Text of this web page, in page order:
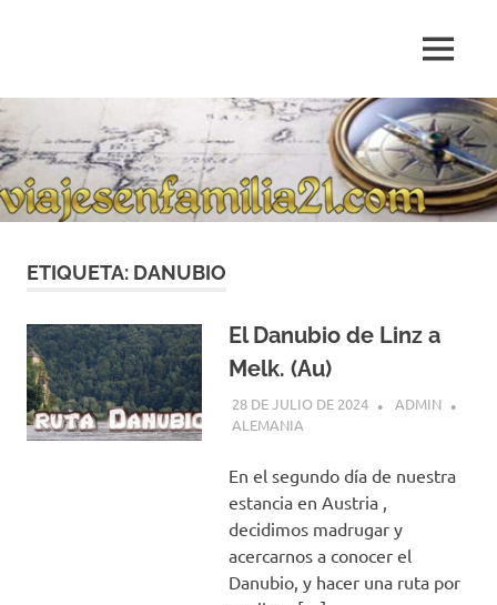
de
de
viajes
personales
MENÚ
ETIQUETA: DANUBIO
El Danubio de Linz a
Melk. (Au)
28 DE JULIO DE 2024
ADMIN
ALEMANIA
En el segundo día de nuestra
estancia en Austria ,
decidimos madrugar y
acercarnos a conocer el
Danubio, y hacer una ruta por